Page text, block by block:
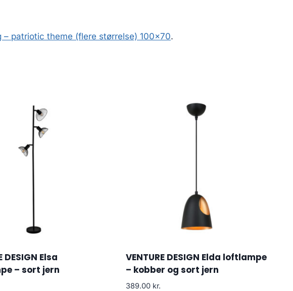
– patriotic theme (flere størrelse) 100×70.
DESIGN Elsa
– sort jern
VENTURE DESIGN Elda loftlampe
– kobber og sort jern
389.00 kr.